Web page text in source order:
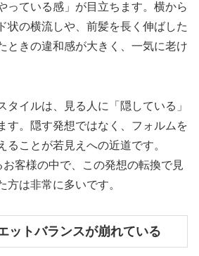
っている感」が目立ちます。横から
状の横流しや、前髪を長く伸ばした
ときの違和感が大きく、一気に老け
タイルは、見る人に「隠している」
す。隠す発想ではなく、フォルムを
ることが若見えへの近道です。
客様の中で、この発想の転換で見
方は非常に多いです。
ットバランスが崩れている